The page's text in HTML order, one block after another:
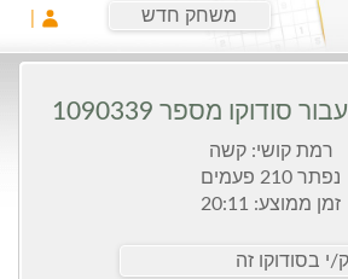
משחק חדש
סודוקו מספר 1090339
רמת קושי: קשה
נפתר 210 פעמים
זמן ממוצע: 20:11
בסודוקו זה